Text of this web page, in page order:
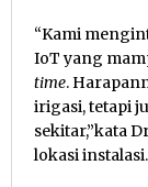
“Kami
IoT yang
time.
irigasi, tetapi
sekitar,”kata
lokasi instalasi.